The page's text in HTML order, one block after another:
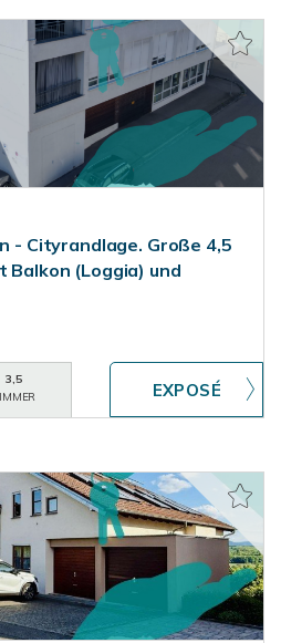
- Cityrandlage. Große 4,5
Balkon (Loggia) und
3,5